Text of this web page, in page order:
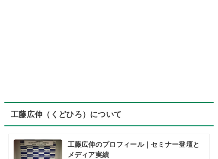
工藤広伸（くどひろ）について
工藤広伸のプロフィール｜セミナー登壇と
メディア実績